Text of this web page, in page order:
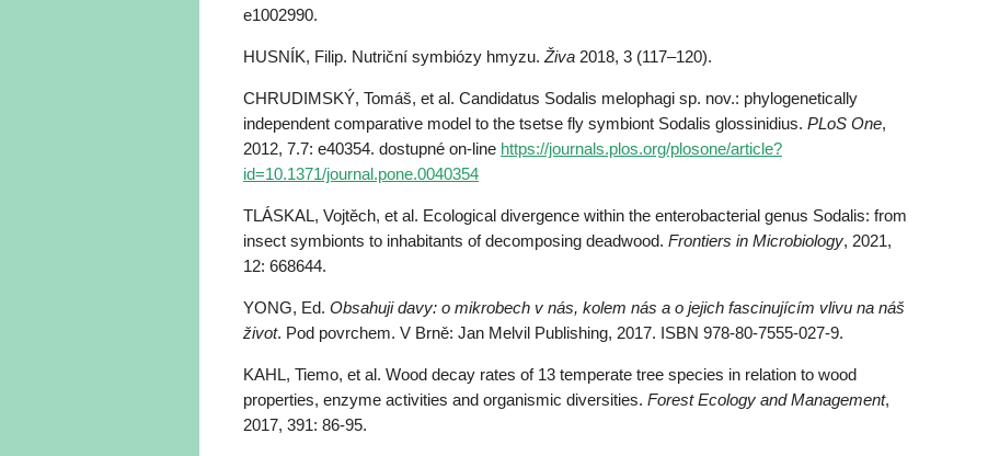
e1002990.
HUSNÍK, Filip. Nutriční symbiózy hmyzu. Živa 2018, 3 (117–120).
CHRUDIMSKÝ, Tomáš, et al. Candidatus Sodalis melophagi sp. nov.: phylogenetically
independent comparative model to the tsetse fly symbiont Sodalis glossinidius. PLoS One,
2012, 7.7: e40354. dostupné on-line https://journals.plos.org/plosone/article?
id=10.1371/journal.pone.0040354
TLÁSKAL, Vojtěch, et al. Ecological divergence within the enterobacterial genus Sodalis: from
insect symbionts to inhabitants of decomposing deadwood. Frontiers in Microbiology, 2021,
12: 668644.
YONG, Ed. Obsahuji davy: o mikrobech v nás, kolem nás a o jejich fascinujícím vlivu na náš
život. Pod povrchem. V Brně: Jan Melvil Publishing, 2017. ISBN 978-80-7555-027-9.
KAHL, Tiemo, et al. Wood decay rates of 13 temperate tree species in relation to wood
properties, enzyme activities and organismic diversities. Forest Ecology and Management,
2017, 391: 86-95.